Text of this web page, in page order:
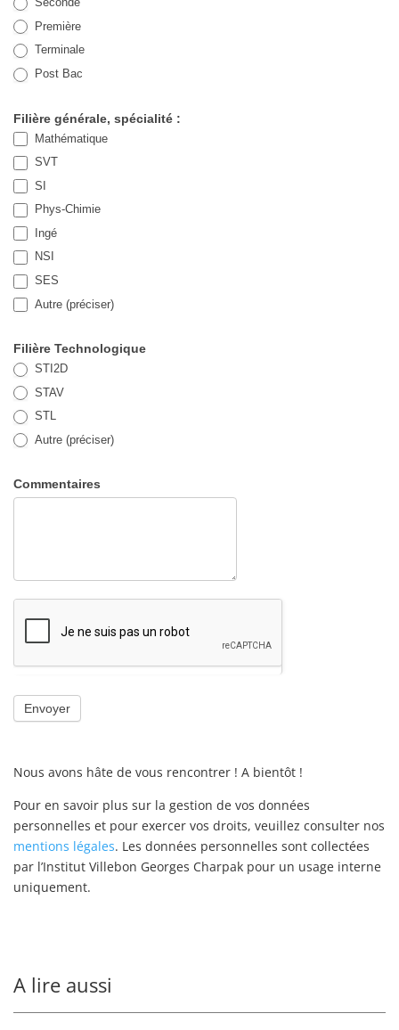
Première
Terminale
Post Bac
Filière générale, spécialité :
Mathématique
SVT
SI
Phys-Chimie
Ingé
NSI
SES
Autre (préciser)
Filière Technologique
STI2D
STAV
STL
Autre (préciser)
Commentaires
Envoyer
Nous avons hâte de vous rencontrer ! A bientôt !
Pour en savoir plus sur la gestion de vos données
personnelles et pour exercer vos droits, veuillez consulter nos
mentions légales. Les données personnelles sont collectées
par l’Institut Villebon Georges Charpak pour un usage interne
uniquement.
A lire aussi